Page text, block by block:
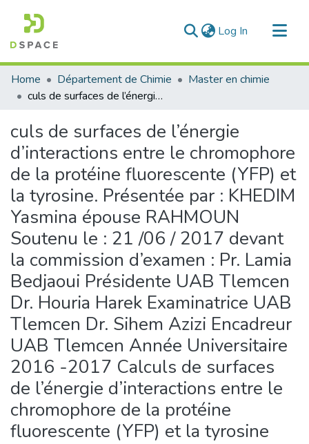
Log In (current)
Communities & Collections
All of DSpace
Home Département de Chimie
Master en chimie
culs de surfaces de l’énergie d’interactions entre le chromophore de la protéine fluorescente (YFP) et la tyrosine. Présentée par : KHEDIM Yasmina épouse RAHMOUN Soutenu le : 21 /06 / 2017 devant la commission d’examen : Pr. Lamia Bedjaoui Présidente UAB Tlemcen Dr. Houria Harek Examinatrice UAB Tlemcen Dr. Sihem Azizi Encadreur UAB Tlemcen Année Universitaire 2016 -2017 Calculs de surfaces de l’énergie d’interactions entre le chromophore de la protéine fluorescente (YFP) et la tyrosine
culs de surfaces de l’énergie
d’interactions entre le chromophore
de la protéine fluorescente (YFP) et
la tyrosine. Présentée par : KHEDIM
Yasmina épouse RAHMOUN
Soutenu le : 21 /06 / 2017 devant
la commission d’examen : Pr. Lamia
Bedjaoui Présidente UAB Tlemcen
Dr. Houria Harek Examinatrice UAB
Tlemcen Dr. Sihem Azizi Encadreur
UAB Tlemcen Année Universitaire
2016 -2017 Calculs de surfaces
de l’énergie d’interactions entre le
chromophore de la protéine
fluorescente (YFP) et la tyrosine